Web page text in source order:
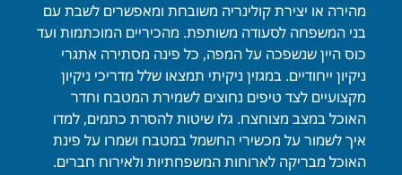
מהירה או יצירת קולינריה משובחת ומאפשרים לשבת עם
בני המשפחה לסעודה משותפת. מהכיריים המוכתמות ועד
כוס היין שנשפכה על המפה, כל פינה מסתירה אתגרי
ניקיון ייחודיים. במגזין ניקיתי תמצאו שלל מדריכי ניקיון
מקצועיים לצד טיפים נחוצים לשמירת המטבח וחדר
האוכל במצב מצוחצח. גלו שיטות להסרת כתמים, למדו
איך לשמור על מכשירי החשמל במטבח ושמרו על פינת
האוכל מבריקה לארוחות המשפחתיות ולאירוח חברים.